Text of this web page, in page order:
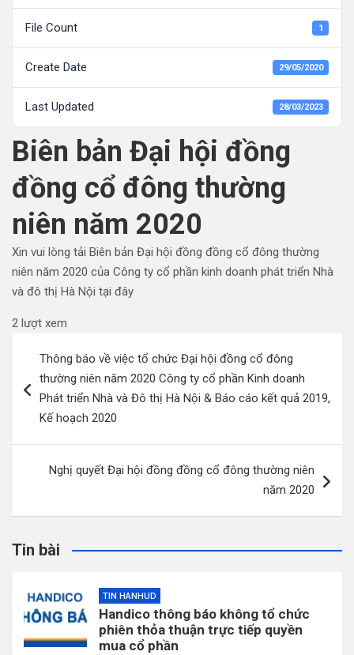
File Count 1
Create Date 29/05/2020
Last Updated 28/03/2023
Biên bản Đại hội đồng
đồng cổ đông thường
niên năm 2020
Xin vui lòng tải Biên bản Đại hội đồng đồng cổ đông thường
niên năm 2020 của Công ty cổ phần kinh doanh phát triển Nhà
và đô thị Hà Nội tại đây
2 lượt xem
hướng
bài
viết
Thông báo về việc tổ chức Đại hội đồng cổ đông
thường niên năm 2020 Công ty cổ phần Kinh doanh
Phát triển Nhà và Đô thị Hà Nội & Báo cáo kết quả 2019,
Kế hoạch 2020
Nghị quyết Đại hội đồng đồng cổ đông thường niên
năm 2020
Tin bài
TIN HANHUD
Handico thông báo không tổ chức
phiên thỏa thuận trực tiếp quyền
mua cổ phần